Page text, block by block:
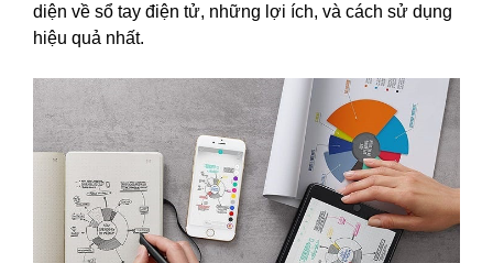
diện về sổ tay điện tử, những lợi ích, và cách sử dụng
hiệu quả nhất.